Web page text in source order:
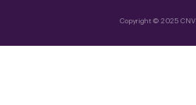
Copyright © 2025 CNV